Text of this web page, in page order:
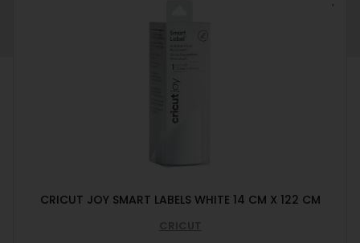
CRICUT JOY SMART LABELS WHITE 14 CM X 122 CM
CRICUT